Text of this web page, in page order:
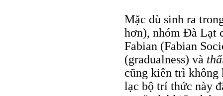
Mặc dù sinh ra
hơn), nhóm Đà Lạt
Fabian (Fabian
(gradualness) và
cũng kiên trì không
lạc bộ trí thức này